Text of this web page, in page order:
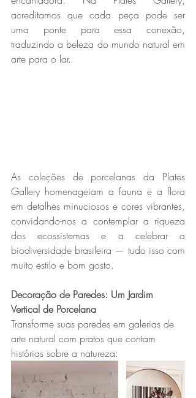
acreditamos que cada peça pode ser
uma ponte para essa conexão,
traduzindo a beleza do mundo natural em
arte para o lar.
As coleções de porcelanas da Plates
Gallery homenageiam a fauna e a flora
em detalhes minuciosos e cores vibrantes,
convidando-nos a contemplar a riqueza
dos ecossistemas e a celebrar a
biodiversidade brasileira — tudo isso com
muito estilo e bom gosto.
Decoração de Paredes: Um Jardim
Vertical de Porcelana
Transforme suas paredes em galerias de
arte natural com pratos que contam
histórias sobre a natureza: